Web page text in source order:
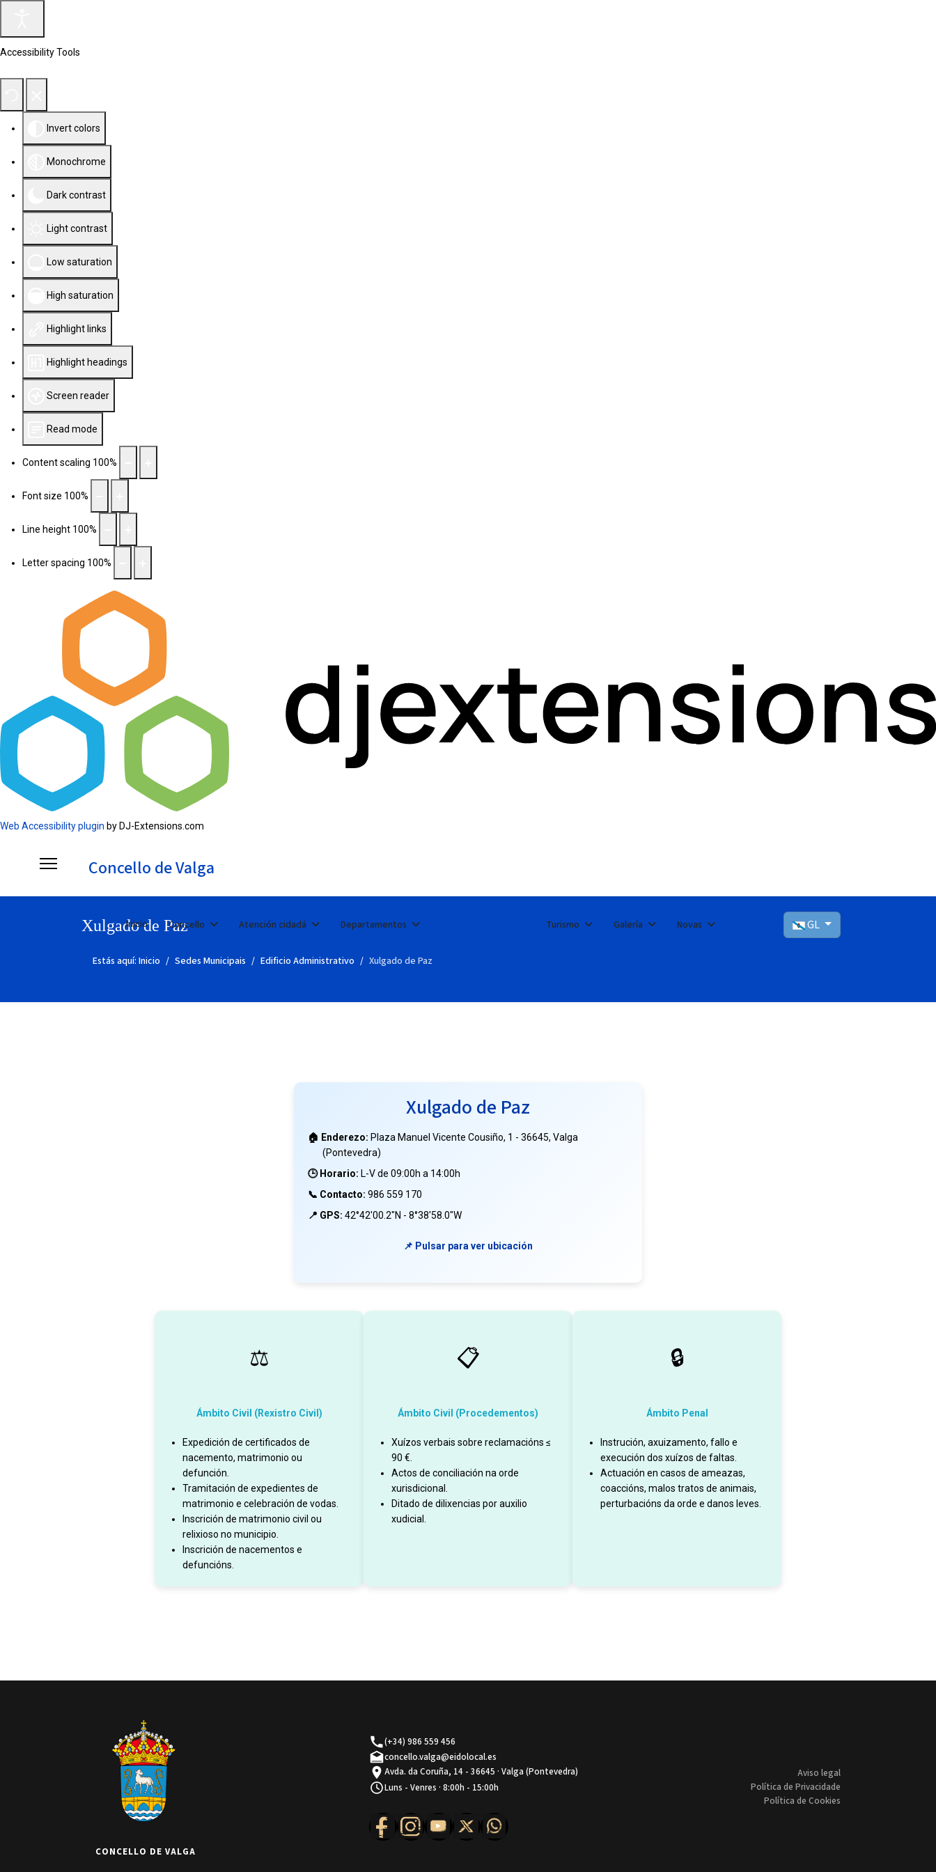
Accessibility Tools
Invert colors
Monochrome
Dark contrast
Light contrast
Low saturation
High saturation
Highlight links
Highlight headings
Screen reader
Read mode
Content scaling 100%
Font size 100%
Line height 100%
Letter spacing 100%
Web Accessibility plugin by DJ-Extensions.com
Concello de Valga
Inicio Concello Atención cidadá Departamentos Turismo Galería Novas Seleccioni el seu idioma
GL
Xulgado de Paz
Estás aquí: Inicio Sedes Municipais Edificio Administrativo Xulgado de Paz
Xulgado de Paz
🏠 Enderezo: Plaza Manuel Vicente Cousiño, 1 - 36645, Valga
(Pontevedra)
🕒 Horario: L-V de 09:00h a 14:00h
📞 Contacto: 986 559 170
📍 GPS: 42°42'00.2"N - 8°38'58.0"W
📌 Pulsar para ver ubicación
⚖️
Ámbito Civil (Rexistro Civil)
Expedición de certificados de
nacemento, matrimonio ou
defunción.
Tramitación de expedientes de
matrimonio e celebración de vodas.
Inscrición de matrimonio civil ou
relixioso no municipio.
Inscrición de nacementos e
defuncións.
📋
Ámbito Civil (Procedementos)
Xuízos verbais sobre reclamacións ≤
90 €.
Actos de conciliación na orde
xurisdicional.
Ditado de dilixencias por auxilio
xudicial.
🔒
Ámbito Penal
Instrución, axuizamento, fallo e
execución dos xuízos de faltas.
Actuación en casos de ameazas,
coaccións, malos tratos de animais,
perturbacións da orde e danos leves.
CONCELLO DE VALGA
(+34) 986 559 456
concello.valga@eidolocal.es
Avda. da Coruña, 14 - 36645 · Valga (Pontevedra)
Luns - Venres · 8:00h - 15:00h
Aviso legal
Política de Privacidade
Política de Cookies